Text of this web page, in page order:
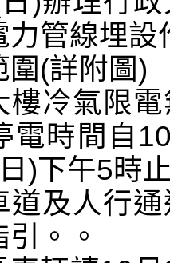
力管線埋設
圍(詳附圖)
樓冷氣限
電時間自
)下午5時
道及人行
。。